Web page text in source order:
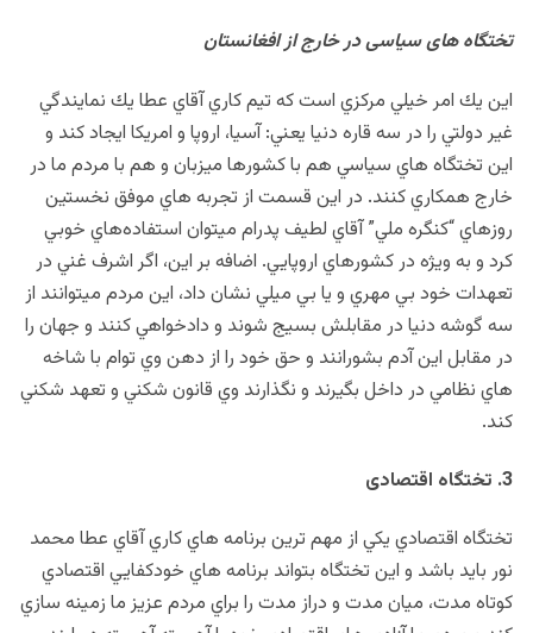
تختگاه های سياسی در خارج از افغانستان
اين يك امر خيلي مركزي است كه تيم كاري آقاي عطا يك نمايندگي
غير دولتي را در سه قاره دنيا يعني: آسيا، اروپا و امريكا ايجاد كند و
اين تختگاه هاي سياسي هم با كشورها ميزبان و هم با مردم ما در
خارج همكاري كنند. در اين قسمت از تجربه هاي موفق نخستين
روزهاي “كنگره ملي” آقاي لطيف پدرام ميتوان استفاده‌هاي خوبي
كرد و به ويژه در كشورهاي اروپايي. اضافه بر اين، اگر اشرف غني در
تعهدات خود بي مهري و يا بي ميلي نشان داد، اين مردم ميتوانند از
سه گوشه دنيا در مقابلش بسيج شوند و دادخواهي كنند و جهان را
در مقابل اين آدم بشورانند و حق خود را از دهن وي توام با شاخه
هاي نظامي در داخل بگيرند و نگذارند وي قانون شكني و تعهد شكني
كند.
3. تختگاه اقتصادی
تختگاه اقتصادي يكي از مهم ترين برنامه هاي كاري آقاي عطا محمد
نور بايد باشد و اين تختگاه بتواند برنامه هاي خودكفايي اقتصادي
كوتاه مدت، ميان مدت و دراز مدت را براي مردم عزيز ما زمينه سازي